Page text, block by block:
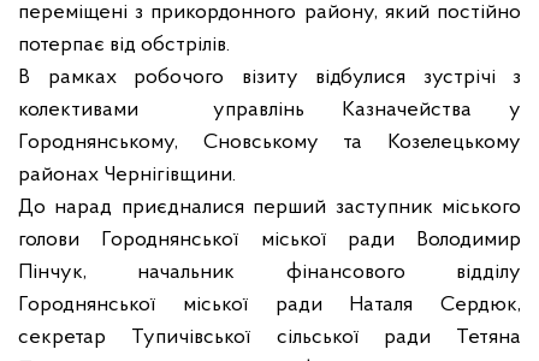
переміщені з прикордонного району, який постійно
потерпає від обстрілів.
В рамках робочого візиту відбулися зустрічі з
колективами управлінь Казначейства у
Городнянському, Сновському та Козелецькому
районах Чернігівщини.
До нарад приєдналися перший заступник міського
голови Городнянської міської ради Володимир
Пінчук, начальник фінансового відділу
Городнянської міської ради Наталя Сердюк,
секретар Тупичівської сільської ради Тетяна